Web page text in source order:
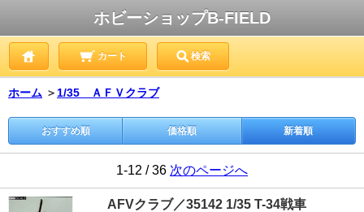
ホビーショップB-FIELD
カート 検索
ホーム ＞ 1/35 ＡＦＶクラブ
おすすめ順 価格順 新着順
1-12 / 36 次のページへ
AFVクラブ／35142 1/35 T-34戦車